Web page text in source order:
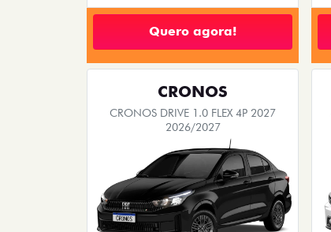
Quero agora!
CRONOS
CRONOS DRIVE 1.0 FLEX 4P 2027
2026/2027